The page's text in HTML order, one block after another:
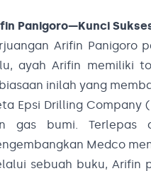
Panigoro—Kunci
Arifin Panigoro
ayah Arifin memiliki
inilah yang
Epsi Drilling Company
gas bumi. Terlepas
Medco
sebuah buku, Arifin